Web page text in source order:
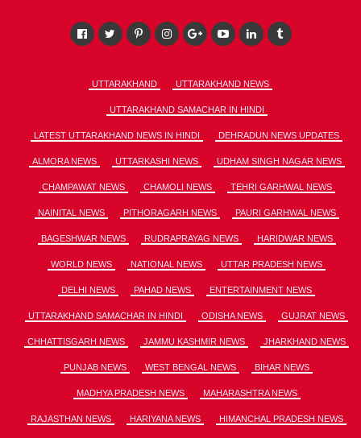
UTTARAKHAND UTTARAKHAND NEWS
UTTARAKHAND SAMACHAR IN HINDI
LATEST UTTARAKHAND NEWS IN HINDI DEHRADUN NEWS UPDATES
ALMORA NEWS UTTARKASHI NEWS UDHAM SINGH NAGAR NEWS
CHAMPAWAT NEWS CHAMOLI NEWS TEHRI GARHWAL NEWS
NAINITAL NEWS PITHORAGARH NEWS PAURI GARHWAL NEWS
BAGESHWAR NEWS RUDRAPRAYAG NEWS HARIDWAR NEWS
WORLD NEWS NATIONAL NEWS UTTAR PRADESH NEWS
DELHI NEWS PAHAD NEWS ENTERTAINMENT NEWS
UTTARAKHAND SAMACHAR IN HINDI ODISHA NEWS GUJRAT NEWS
CHHATTISGARH NEWS JAMMU KASHMIR NEWS JHARKHAND NEWS
PUNJAB NEWS WEST BENGAL NEWS BIHAR NEWS
MADHYA PRADESH NEWS MAHARASHTRA NEWS
RAJASTHAN NEWS HARIYANA NEWS HIMANCHAL PRADESH NEWS